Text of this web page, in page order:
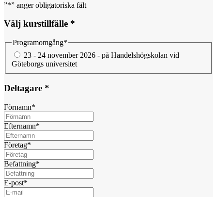
”*” anger obligatoriska fält
Välj kurstillfälle *
Programomgång*
23 - 24 november 2026 - på Handelshögskolan vid
Göteborgs universitet
Deltagare *
Förnamn*
Efternamn*
Företag*
Befattning*
E-post*